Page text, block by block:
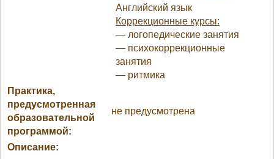
Английский язык
Коррекционные курсы:
— логопедические занятия
— психокоррекционные
занятия
— ритмика
Практика,
предусмотренная
образовательной
программой:
не предусмотрена
Описание: